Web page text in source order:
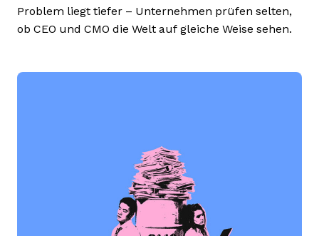
Problem liegt tiefer – Unternehmen prüfen selten,
ob CEO und CMO die Welt auf gleiche Weise sehen.